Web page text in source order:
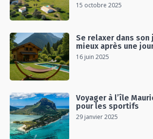
15 octobre 2025
Se relaxer dans son
mieux après une
16 juin 2025
Voyager à l’île
pour les sportifs
29 janvier 2025